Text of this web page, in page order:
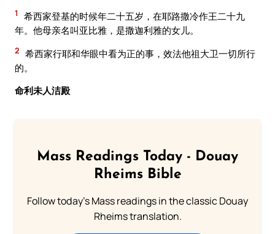
1
希西家登基的时候年二十五岁，在耶路撒冷作王二十九
年。他母亲名叫亚比雅，是撒迦利雅的女儿。
2 希西家行耶和华眼中看为正的事，效法他祖大卫一切所行
的。
命利未人洁殿
Mass Readings Today - Douay
Rheims Bible
Follow today's Mass readings in the classic Douay
Rheims translation.